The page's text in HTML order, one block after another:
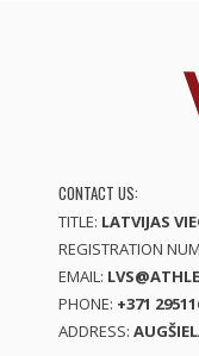
CONTACT US:
TITLE: LATVIJAS
REGISTRATION
EMAIL:
PHONE: +371
ADDRESS: